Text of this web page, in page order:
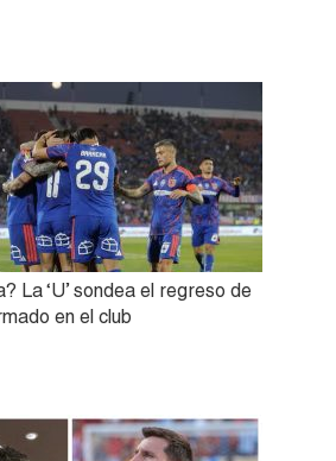
La ‘U’ sondea el regreso de
en el club